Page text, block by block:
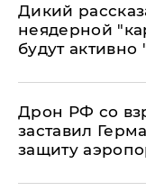
Дикий
неядерной
будут активно
​Дрон РФ со
заставил
защиту